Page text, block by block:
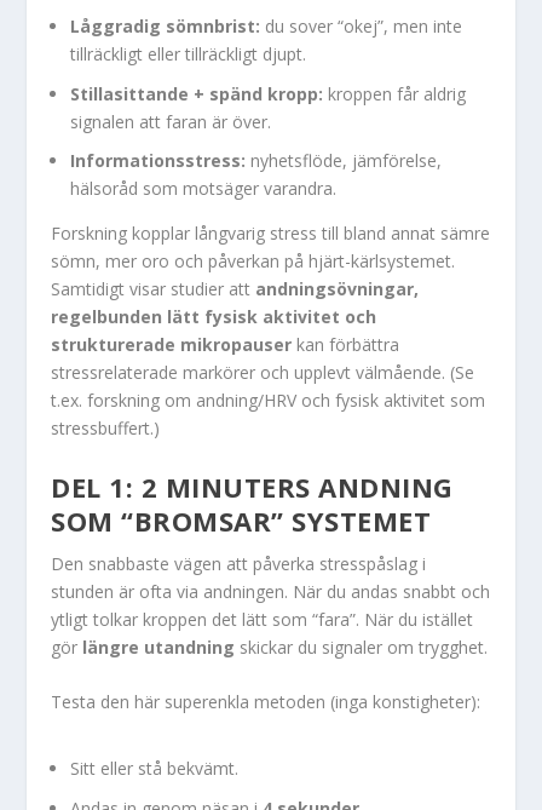
Låggradig sömnbrist: du sover “okej”, men inte
tillräckligt eller tillräckligt djupt.
Stillasittande + spänd kropp: kroppen får aldrig
signalen att faran är över.
Informationsstress: nyhetsflöde, jämförelse,
hälsoråd som motsäger varandra.
Forskning kopplar långvarig stress till bland annat sämre
sömn, mer oro och påverkan på hjärt-kärlsystemet.
Samtidigt visar studier att andningsövningar,
regelbunden lätt fysisk aktivitet och
strukturerade mikropauser kan förbättra
stressrelaterade markörer och upplevt välmående. (Se
t.ex. forskning om andning/HRV och fysisk aktivitet som
stressbuffert.)
DEL 1: 2 MINUTERS ANDNING
SOM “BROMSAR” SYSTEMET
Den snabbaste vägen att påverka stresspåslag i
stunden är ofta via andningen. När du andas snabbt och
ytligt tolkar kroppen det lätt som “fara”. När du istället
gör längre utandning skickar du signaler om trygghet.
Testa den här superenkla metoden (inga konstigheter):
Sitt eller stå bekvämt.